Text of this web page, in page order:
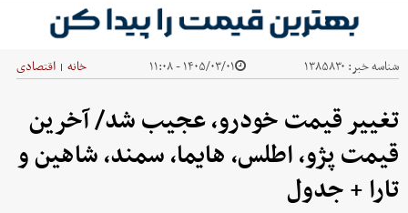
شناسه خبر: ۱۳۸۵۸۳۰ ۱۴۰۵/۰۳/۰۱ - ۱۱:۰۸ خانه | اقتصادی
تغییر قیمت خودرو، عجیب شد/ آخرین
قیمت پژو، اطلس، هایما، سمند، شاهین و
تارا + جدول